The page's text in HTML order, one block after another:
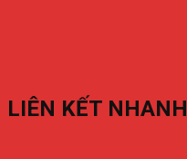
LIÊN KẾT NHANH